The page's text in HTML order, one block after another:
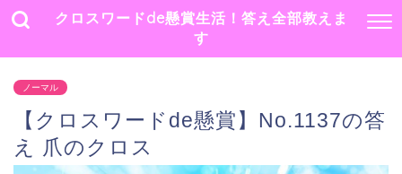
クロスワードde懸賞生活！答え全部教えま
す
ノーマル
【クロスワードde懸賞】No.1137の答
え 爪のクロス